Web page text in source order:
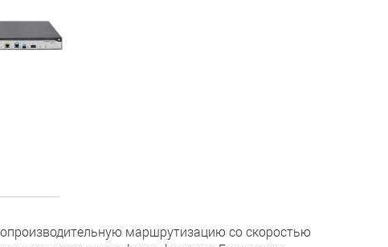
маршрутизацию со скоростью